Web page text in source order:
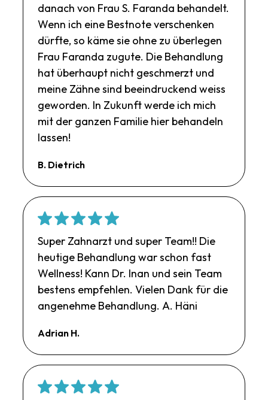
danach von Frau S. Faranda behandelt.
Wenn ich eine Bestnote verschenken
dürfte, so käme sie ohne zu überlegen
Frau Faranda zugute. Die Behandlung
hat überhaupt nicht geschmerzt und
meine Zähne sind beeindruckend weiss
geworden. In Zukunft werde ich mich
mit der ganzen Familie hier behandeln
lassen!
B. Dietrich
Super Zahnarzt und super Team!! Die
heutige Behandlung war schon fast
Wellness! Kann Dr. Inan und sein Team
bestens empfehlen. Vielen Dank für die
angenehme Behandlung. A. Häni
Adrian H.